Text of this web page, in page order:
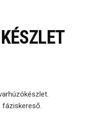
fáziskereső.